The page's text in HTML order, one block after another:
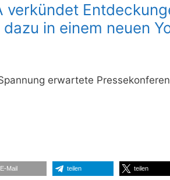
verkündet
in einem neuen
erwartete
E-Mail teilen teilen